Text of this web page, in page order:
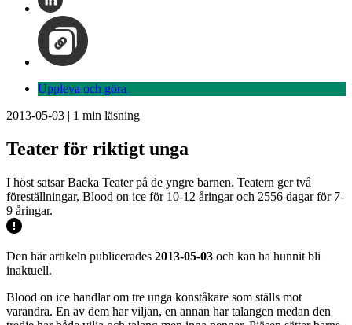
Uppleva och göra
2013-05-03 | 1 min läsning
Teater för riktigt unga
I höst satsar Backa Teater på de yngre barnen. Teatern ger två
föreställningar, Blood on ice för 10-12 åringar och 2556 dagar för 7-
9 åringar.
Den här artikeln publicerades 2013-05-03 och kan ha hunnit bli
inaktuell.
Blood on ice handlar om tre unga konståkare som ställs mot
varandra. En av dem har viljan, en annan har talangen medan den